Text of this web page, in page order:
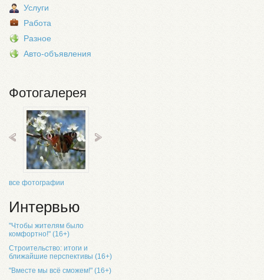
Услуги
Работа
Разное
Авто-объявления
Фотогалерея
все фотографии
Интервью
"Чтобы жителям было
комфортно!" (16+)
Строительство: итоги и
ближайшие перспективы (16+)
"Вместе мы всё сможем!" (16+)